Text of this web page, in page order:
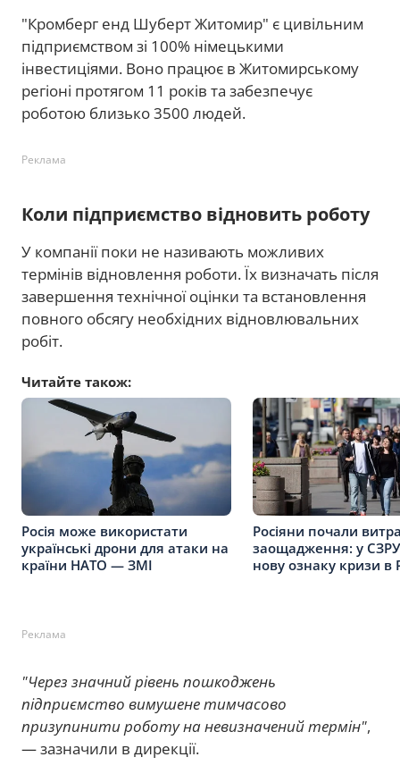
"Кромберг енд Шуберт Житомир" є цивільним
підприємством зі 100% німецькими
інвестиціями. Воно працює в Житомирському
регіоні протягом 11 років та забезпечує
роботою близько 3500 людей.
Реклама
Коли підприємство відновить роботу
У компанії поки не називають можливих
термінів відновлення роботи. Їх визначать після
завершення технічної оцінки та встановлення
повного обсягу необхідних відновлювальних
робіт.
Читайте також:
Росія може використати
українські дрони для атаки на
країни НАТО — ЗМІ
Росіяни почали
заощадження: у
нову ознаку кризи в
Реклама
"Через значний рівень пошкоджень
підприємство вимушене тимчасово
призупинити роботу на невизначений термін",
— зазначили в дирекції.